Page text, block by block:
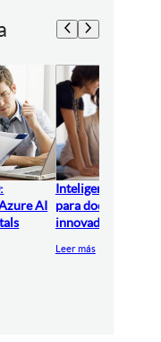
AI
Inteligencia
para docentes
innovadores
Leer más